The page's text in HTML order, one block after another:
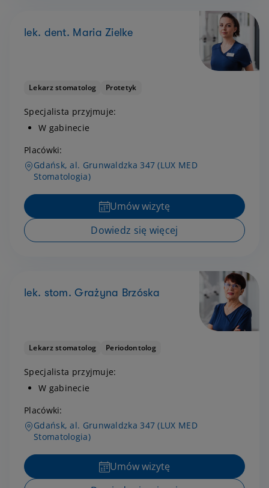
lek. dent. Maria Zielke
Lekarz stomatolog Protetyk
Specjalista przyjmuje:
W gabinecie
Placówki:
Gdańsk, al. Grunwaldzka 347 (LUX MED
Stomatologia)
Umów wizytę
Dowiedz się więcej
lek. stom. Grażyna Brzóska
Lekarz stomatolog Periodontolog
Specjalista przyjmuje:
W gabinecie
Placówki:
Gdańsk, al. Grunwaldzka 347 (LUX MED
Stomatologia)
Umów wizytę